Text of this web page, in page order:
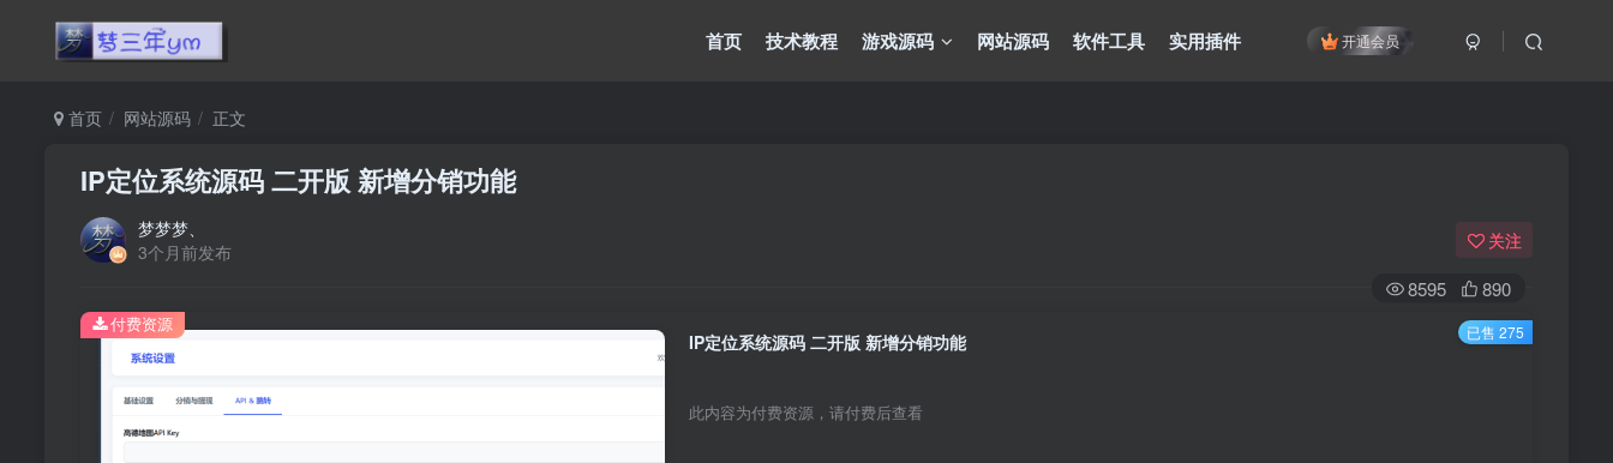
开通会员
首页 技术教程 游戏源码 网站源码 软件工具 实用插件
首页 网站源码 正文
IP定位系统源码 二开版 新增分销功能
梦梦梦、
3个月前发布
关注
8595 890
IP定位系统源码 二开版 新增分销功能
此内容为付费资源，请付费后查看
付费资源 已售 275